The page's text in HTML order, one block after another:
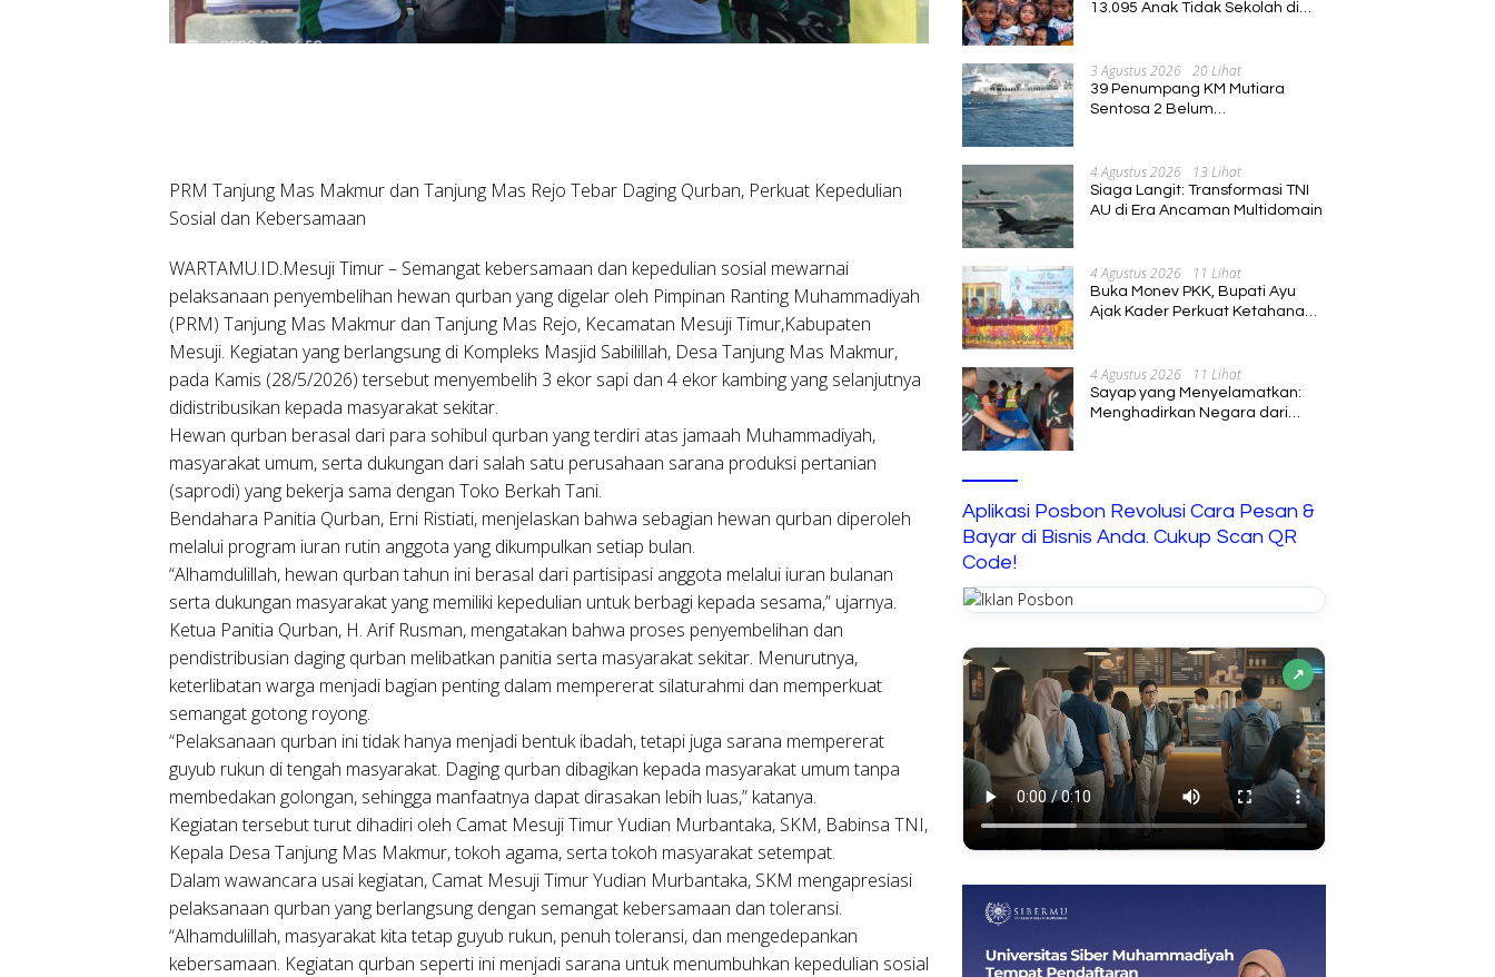
PRM Tanjung Mas Makmur dan Tanjung Mas Rejo Tebar Daging Qurban, Perkuat Kepedulian
Sosial dan Kebersamaan
WARTAMU.ID.Mesuji Timur – Semangat kebersamaan dan kepedulian sosial mewarnai
pelaksanaan penyembelihan hewan qurban yang digelar oleh Pimpinan Ranting Muhammadiyah
(PRM) Tanjung Mas Makmur dan Tanjung Mas Rejo, Kecamatan Mesuji Timur,Kabupaten
Mesuji. Kegiatan yang berlangsung di Kompleks Masjid Sabilillah, Desa Tanjung Mas Makmur,
pada Kamis (28/5/2026) tersebut menyembelih 3 ekor sapi dan 4 ekor kambing yang selanjutnya
didistribusikan kepada masyarakat sekitar.
Hewan qurban berasal dari para sohibul qurban yang terdiri atas jamaah Muhammadiyah,
masyarakat umum, serta dukungan dari salah satu perusahaan sarana produksi pertanian
(saprodi) yang bekerja sama dengan Toko Berkah Tani.
Bendahara Panitia Qurban, Erni Ristiati, menjelaskan bahwa sebagian hewan qurban diperoleh
melalui program iuran rutin anggota yang dikumpulkan setiap bulan.
“Alhamdulillah, hewan qurban tahun ini berasal dari partisipasi anggota melalui iuran bulanan
serta dukungan masyarakat yang memiliki kepedulian untuk berbagi kepada sesama,” ujarnya.
Ketua Panitia Qurban, H. Arif Rusman, mengatakan bahwa proses penyembelihan dan
pendistribusian daging qurban melibatkan panitia serta masyarakat sekitar. Menurutnya,
keterlibatan warga menjadi bagian penting dalam mempererat silaturahmi dan memperkuat
semangat gotong royong.
“Pelaksanaan qurban ini tidak hanya menjadi bentuk ibadah, tetapi juga sarana mempererat
guyub rukun di tengah masyarakat. Daging qurban dibagikan kepada masyarakat umum tanpa
membedakan golongan, sehingga manfaatnya dapat dirasakan lebih luas,” katanya.
Kegiatan tersebut turut dihadiri oleh Camat Mesuji Timur Yudian Murbantaka, SKM, Babinsa TNI,
Kepala Desa Tanjung Mas Makmur, tokoh agama, serta tokoh masyarakat setempat.
Dalam wawancara usai kegiatan, Camat Mesuji Timur Yudian Murbantaka, SKM mengapresiasi
pelaksanaan qurban yang berlangsung dengan semangat kebersamaan dan toleransi.
“Alhamdulillah, masyarakat kita tetap guyub rukun, penuh toleransi, dan mengedepankan
kebersamaan. Kegiatan qurban seperti ini menjadi sarana untuk menumbuhkan kepedulian sosial
13.095 Anak Tidak Sekolah di
3 Agustus 2026 20 Lihat
39 Penumpang KM Mutiara
Sentosa 2 Belum
4 Agustus 2026 13 Lihat
Siaga Langit: Transformasi TNI
AU di Era Ancaman Multidomain
4 Agustus 2026 11 Lihat
Buka Monev PKK, Bupati Ayu
Ajak Kader Perkuat Ketahanan
4 Agustus 2026 11 Lihat
Sayap yang Menyelamatkan:
Menghadirkan Negara dari
Aplikasi Posbon Revolusi Cara Pesan &
Bayar di Bisnis Anda. Cukup Scan QR
Code!
↗